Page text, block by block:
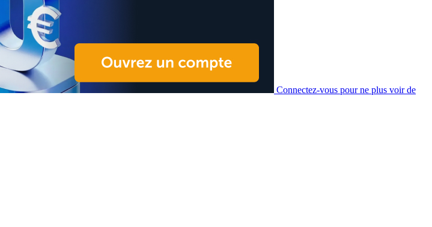
Connectez-vous pour ne plus voir de